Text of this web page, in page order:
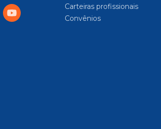
Carteiras profissionais
Convênios